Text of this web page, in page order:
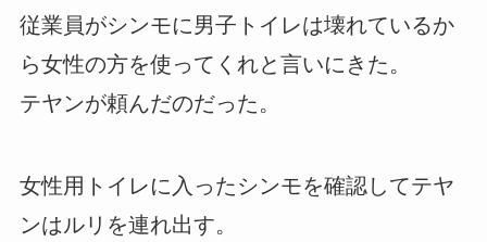
従業員がシンモに男子トイレは壊れているか
ら女性の方を使ってくれと言いにきた。
テヤンが頼んだのだった。
女性用トイレに入ったシンモを確認してテヤ
ンはルリを連れ出す。